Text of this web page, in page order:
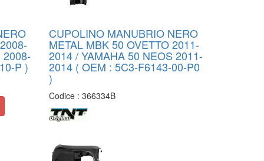
2008-
P )
CUPOLINO MANUBRIO NERO
METAL MBK 50 OVETTO 2011-
2014 / YAMAHA 50 NEOS 2011-
2014 ( OEM : 5C3-F6143-00-P0
)
Codice :366334B